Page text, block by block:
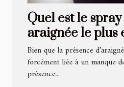
Quel est le
araignée le plus
pour sa maison ?
Bien que la présence
forcément liée à un manque
présence...